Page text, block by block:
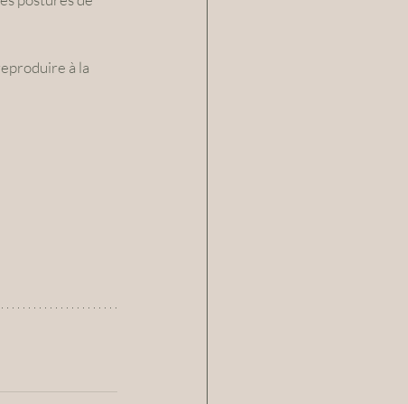
à la